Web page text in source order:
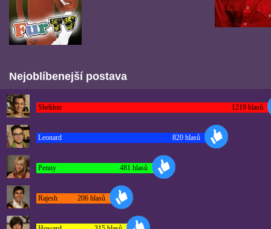
Nejoblíbenejší postava